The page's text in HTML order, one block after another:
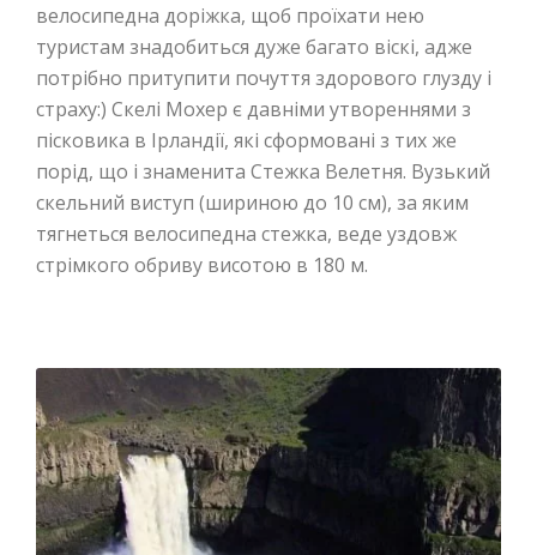
велосипедна доріжка, щоб проїхати нею
туристам знадобиться дуже багато віскі, адже
потрібно притупити почуття здорового глузду і
страху:) Скелі Мохер є давніми утвореннями з
пісковика в Ірландії, які сформовані з тих же
порід, що і знаменита Стежка Велетня. Вузький
скельний виступ (шириною до 10 см), за яким
тягнеться велосипедна стежка, веде уздовж
стрімкого обриву висотою в 180 м.